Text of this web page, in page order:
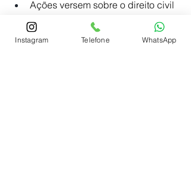
Ações versem sobre o direito civil
e comercial, em qualquer
instância e em todas as comarcas
e tribunais
Instagram Telefone WhatsApp